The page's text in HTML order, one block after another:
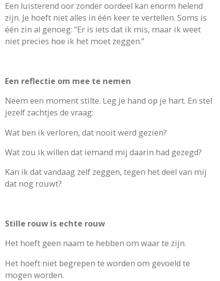
Een luisterend oor zonder oordeel kan enorm helend
zijn. Je hoeft niet alles in één keer te vertellen. Soms is
één zin al genoeg: “Er is iets dat ik mis, maar ik weet
niet precies hoe ik het moet zeggen.”
Een reflectie om mee te nemen
Neem een moment stilte. Leg je hand op je hart. En stel
jezelf zachtjes de vraag:
Wat ben ik verloren, dat nooit werd gezien?
Wat zou ik willen dat iemand mij daarin had gezegd?
Kan ik dat vandaag zelf zeggen, tegen het deel van mij
dat nog rouwt?
Stille rouw is echte rouw
Het hoeft geen naam te hebben om waar te zijn.
Het hoeft niet begrepen te worden om gevoeld te
mogen worden.